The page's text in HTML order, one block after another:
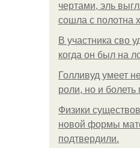
чертами, эль
сошла с полотна
В участника сво
когда он был на
Голливуд умеет
роли, но и
Физики
новой формы
подтвердили.